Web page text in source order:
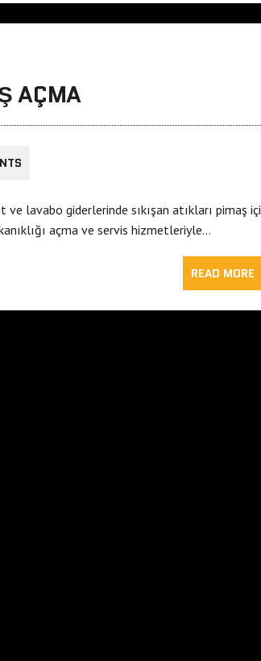
AÇMA
lavabo giderlerinde sıkışan atıkları pimaş içi
açma ve servis hizmetleriyle…
READ MORE